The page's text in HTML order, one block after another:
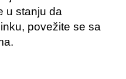
u stanju da
povežite se sa